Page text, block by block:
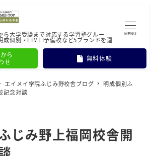
ら大学受験まで対応する学習塾グルー
成個別・EIMEI予備校など5ブランドを運
ら
せ
無料体験
MENU
エイメイ学院ふじみ野校舎ブログ
明成個別ふ
記念対談
じみ野上福岡校舎開